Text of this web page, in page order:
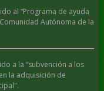
al “Programa de ayuda
Autónoma de la
a la “subvención a los
la adquisición de